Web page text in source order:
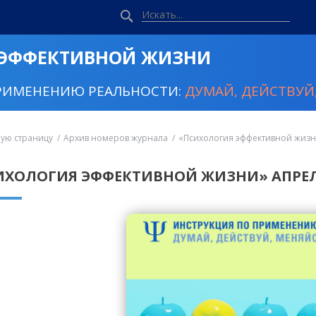
ЖИЗНИ
РЕАЛЬНОСТИ: ДУМАЙ,
страницу Архив номеров журнала «Психология эффективной
ЭФФЕКТИВНОЙ ЖИЗНИ»